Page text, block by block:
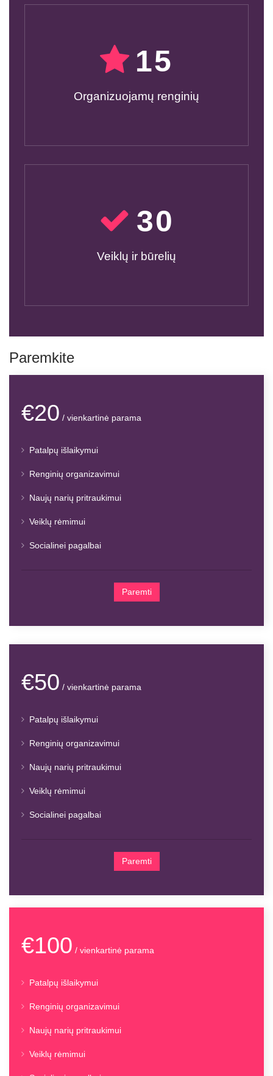
15
Organizuojamų renginių
30
Veiklų ir būrelių
Paremkite
€20 / vienkartinė parama
Patalpų išlaikymui
Renginių organizavimui
Naujų narių pritraukimui
Veiklų rėmimui
Socialinei pagalbai
Paremti
€50 / vienkartinė parama
Patalpų išlaikymui
Renginių organizavimui
Naujų narių pritraukimui
Veiklų rėmimui
Socialinei pagalbai
Paremti
€100 / vienkartinė parama
Patalpų išlaikymui
Renginių organizavimui
Naujų narių pritraukimui
Veiklų rėmimui